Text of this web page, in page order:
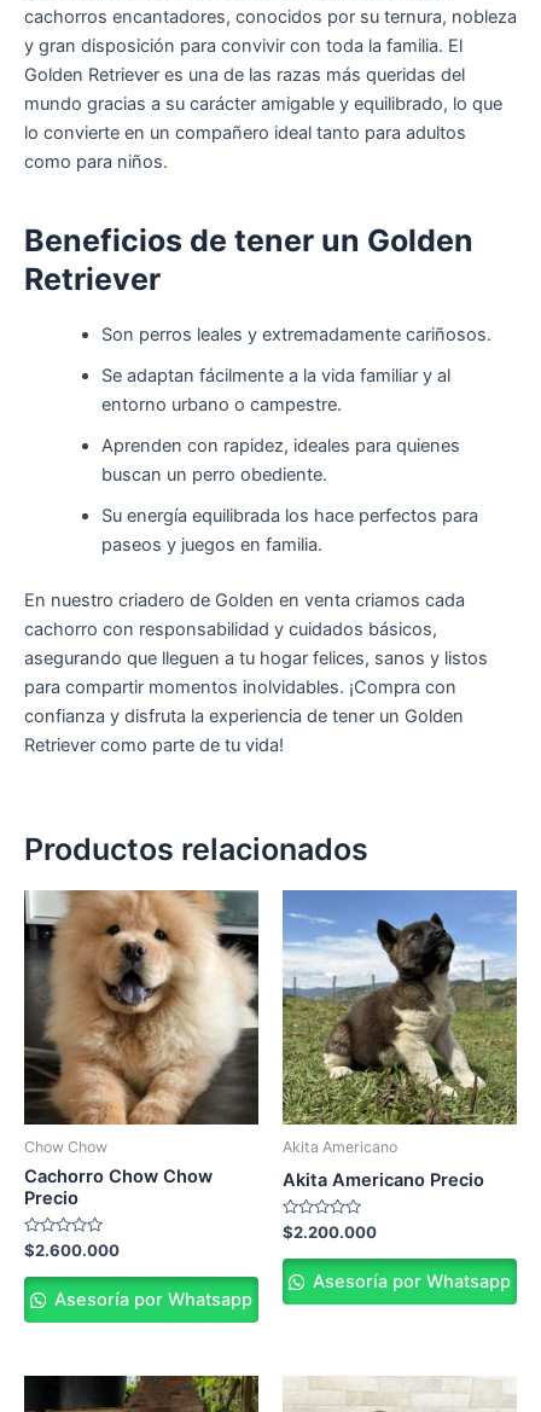
cachorros encantadores, conocidos por su ternura, nobleza
y gran disposición para convivir con toda la familia. El
Golden Retriever es una de las razas más queridas del
mundo gracias a su carácter amigable y equilibrado, lo que
lo convierte en un compañero ideal tanto para adultos
como para niños.
Beneficios de tener un Golden
Retriever
Son perros leales y extremadamente cariñosos.
Se adaptan fácilmente a la vida familiar y al
entorno urbano o campestre.
Aprenden con rapidez, ideales para quienes
buscan un perro obediente.
Su energía equilibrada los hace perfectos para
paseos y juegos en familia.
En nuestro criadero de Golden en venta criamos cada
cachorro con responsabilidad y cuidados básicos,
asegurando que lleguen a tu hogar felices, sanos y listos
para compartir momentos inolvidables. ¡Compra con
confianza y disfruta la experiencia de tener un Golden
Retriever como parte de tu vida!
Productos relacionados
Chow Chow
Cachorro Chow Chow
Precio
Valorado
en
0
de
5
$2.600.000
Asesoría por Whatsapp
Akita Americano
Akita Americano Precio
Valorado
en
0
de
5
$2.200.000
Asesoría por Whatsapp